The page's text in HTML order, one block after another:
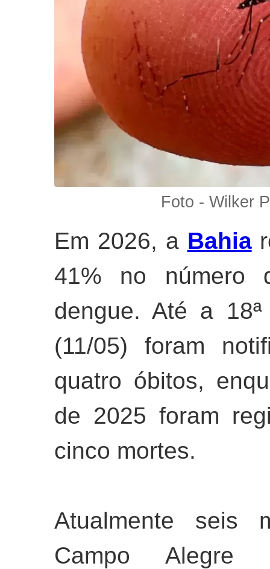
Foto - Wilker
Em 2026, a Bahia
41% no número
dengue. Até a 18ª
(11/05) foram
quatro óbitos,
de 2025 foram
cinco mortes.
Atualmente seis
Campo